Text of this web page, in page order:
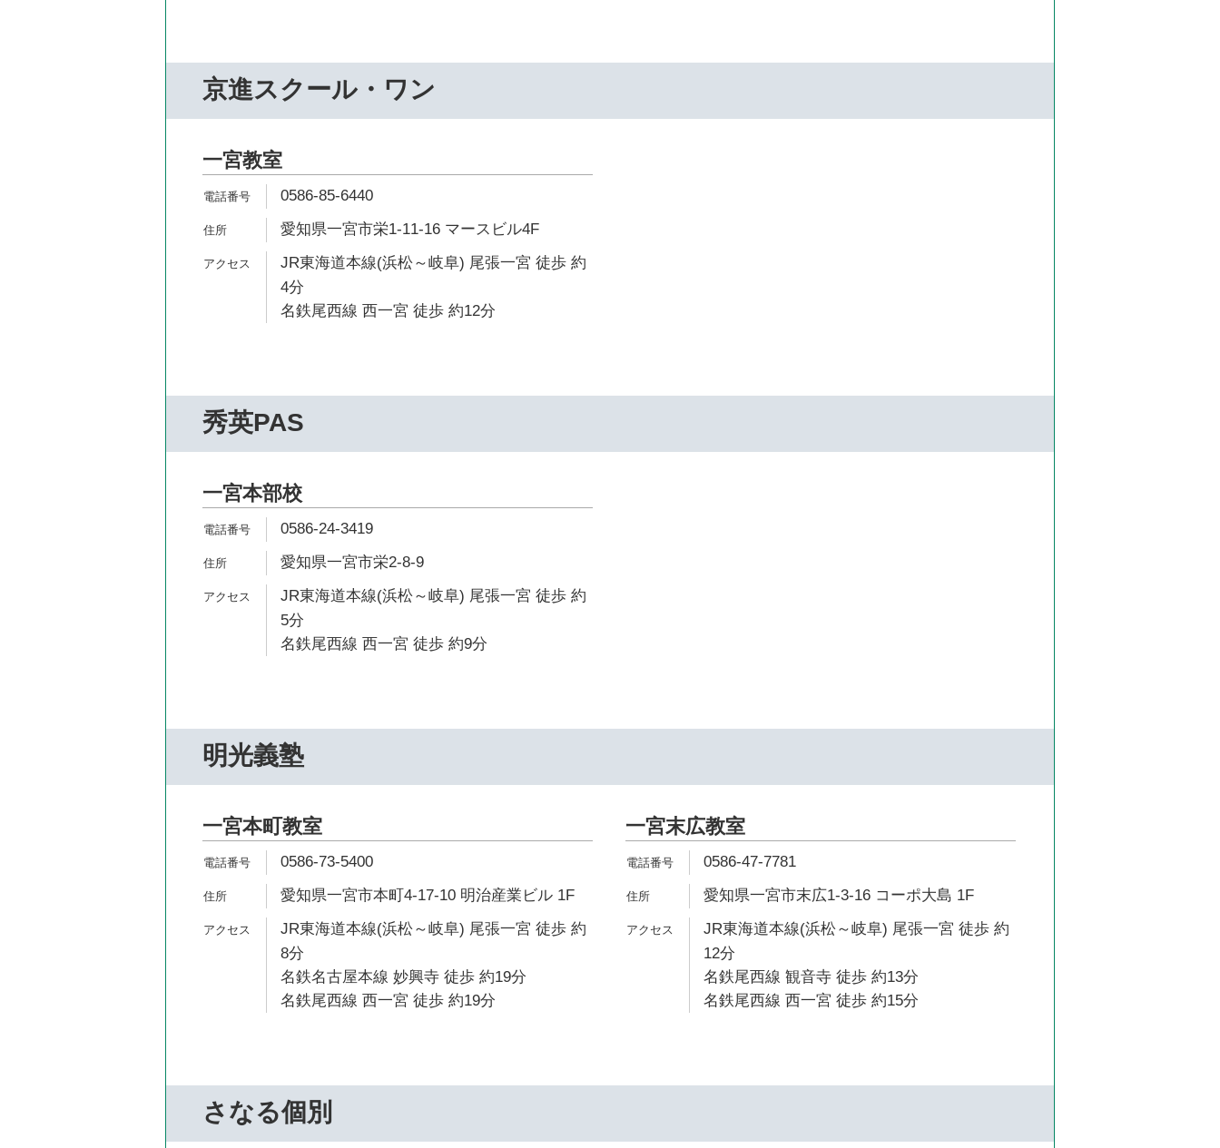
京進スクール・ワン
一宮教室
0586-85-6440
愛知県一宮市栄1-11-16 マースビル4F
JR東海道本線(浜松～岐阜) 尾張一宮 徒歩 約
4分
名鉄尾西線 西一宮 徒歩 約12分
秀英PAS
一宮本部校
0586-24-3419
愛知県一宮市栄2-8-9
JR東海道本線(浜松～岐阜) 尾張一宮 徒歩 約
5分
名鉄尾西線 西一宮 徒歩 約9分
明光義塾
一宮本町教室
0586-73-5400
愛知県一宮市本町4-17-10 明治産業ビル 1F
JR東海道本線(浜松～岐阜) 尾張一宮 徒歩 約
8分
名鉄名古屋本線 妙興寺 徒歩 約19分
名鉄尾西線 西一宮 徒歩 約19分
一宮末広教室
0586-47-7781
愛知県一宮市末広1-3-16 コーポ大島 1F
JR東海道本線(浜松～岐阜) 尾張一宮 徒歩 約
12分
名鉄尾西線 観音寺 徒歩 約13分
名鉄尾西線 西一宮 徒歩 約15分
さなる個別